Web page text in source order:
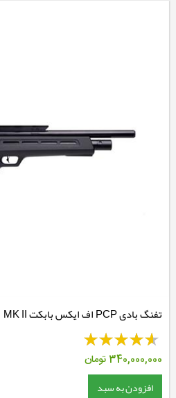
تفنگ بادی PCP اف ایکس بابکت MK II
340,000,000تومان
افزودن به سبد